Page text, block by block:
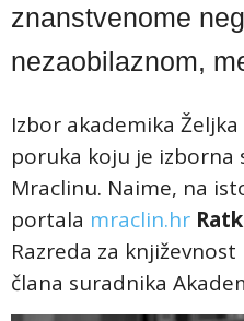
znanstvenome
nezaobilaznom,
Izbor akademika
poruka koju je izborna
Mraclinu. Naime, na
portala mraclin.hr
Razreda za književnost
člana suradnika